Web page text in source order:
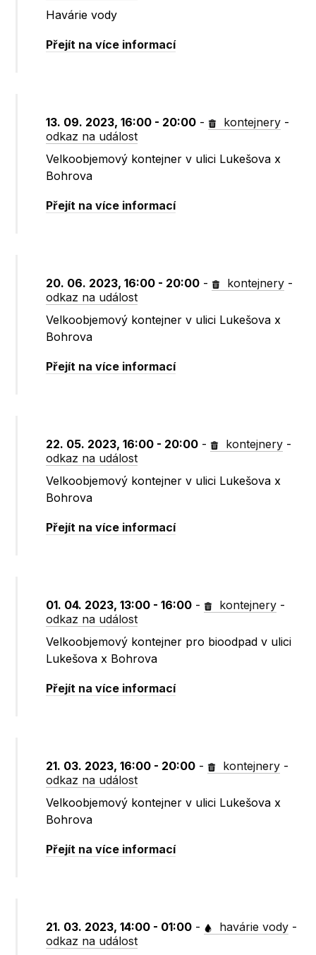
Havárie vody
Přejít na více informací
13. 09. 2023, 16:00 - 20:00 - kontejnery -
odkaz na událost
Velkoobjemový kontejner v ulici Lukešova x
Bohrova
Přejít na více informací
20. 06. 2023, 16:00 - 20:00 - kontejnery -
odkaz na událost
Velkoobjemový kontejner v ulici Lukešova x
Bohrova
Přejít na více informací
22. 05. 2023, 16:00 - 20:00 - kontejnery -
odkaz na událost
Velkoobjemový kontejner v ulici Lukešova x
Bohrova
Přejít na více informací
01. 04. 2023, 13:00 - 16:00 - kontejnery -
odkaz na událost
Velkoobjemový kontejner pro bioodpad v ulici
Lukešova x Bohrova
Přejít na více informací
21. 03. 2023, 16:00 - 20:00 - kontejnery -
odkaz na událost
Velkoobjemový kontejner v ulici Lukešova x
Bohrova
Přejít na více informací
21. 03. 2023, 14:00 - 01:00 - havárie vody -
odkaz na událost